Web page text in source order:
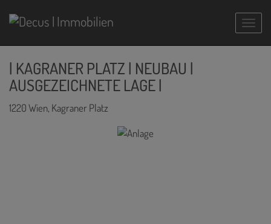
| KAGRANER PLATZ | NEUBAU |
AUSGEZEICHNETE LAGE |
1220 Wien, Kagraner Platz